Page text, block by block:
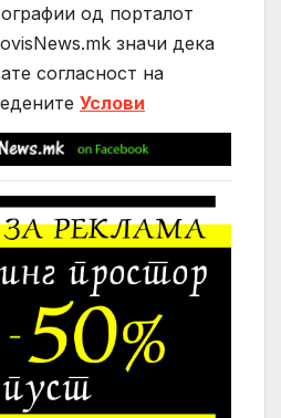
од порталот
значи дека
согласност на
Услови